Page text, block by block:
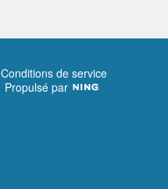
Conditions de service
Propulsé par